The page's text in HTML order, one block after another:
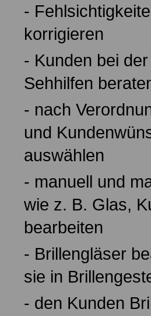
-
korrigieren
- Kunden bei
Sehhilfen
- nach
und
auswählen
- manuell und
wie z. B. Glas,
bearbeiten
- Brillengläser
sie in
- den Kunden